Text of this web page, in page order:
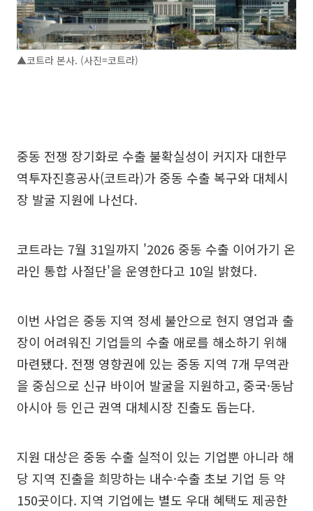
▲코트라 본사. (사진=코트라)
중동 전쟁 장기화로 수출 불확실성이 커지자 대한무
역투자진흥공사(코트라)가 중동 수출 복구와 대체시
장 발굴 지원에 나선다.
코트라는 7월 31일까지 '2026 중동 수출 이어가기 온
라인 통합 사절단'을 운영한다고 10일 밝혔다.
이번 사업은 중동 지역 정세 불안으로 현지 영업과 출
장이 어려워진 기업들의 수출 애로를 해소하기 위해
마련됐다. 전쟁 영향권에 있는 중동 지역 7개 무역관
을 중심으로 신규 바이어 발굴을 지원하고, 중국·동남
아시아 등 인근 권역 대체시장 진출도 돕는다.
지원 대상은 중동 수출 실적이 있는 기업뿐 아니라 해
당 지역 진출을 희망하는 내수·수출 초보 기업 등 약
150곳이다. 지역 기업에는 별도 우대 혜택도 제공한